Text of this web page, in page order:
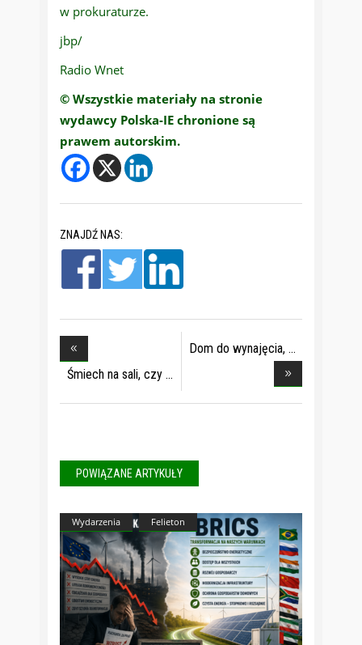
w prokuraturze.
jbp/
Radio Wnet
© Wszystkie materiały na stronie
wydawcy Polska-IE chronione są
prawem autorskim.
ZNAJDŹ NAS:
Śmiech na sali, czy
Dom do wynajęcia,
POWIĄZANE ARTYKUŁY
Wydarzenia Felieton